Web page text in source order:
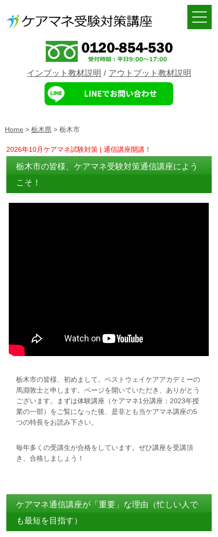
インプット教材説明 / アウトプット教材説明
Home > 栃木県 > 栃木市
2026年10月ケアマネ試験対策 | 通信講座開講！
栃木市の皆様、ケアマネ受験対策通信講座によう
こそ！
栃木市の皆様、初めまして。ベストウェイケアアカデミーの
馬淵敦士と申します。ページを開いていただき、ありがとう
ございます。まずは体験講座（ケアマネ1分講座：2023年授
業の一部）をご覧になった後、是非とも当ケアマネ講座の5
つの特長をお読み下さい。
毎年多くの受講生が合格をしています。ぜひ講座を受講頂
き、合格しましょう！
ケアマネ通信講座が「重要」な理由（忙しい人で
も最短を目指す）